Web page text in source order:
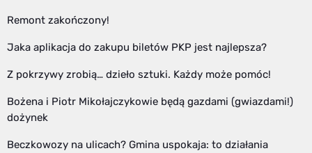
Remont zakończony!
Jaka aplikacja do zakupu biletów PKP jest najlepsza?
Z pokrzywy zrobią… dzieło sztuki. Każdy może pomóc!
Bożena i Piotr Mikołajczykowie będą gazdami (gwiazdami!)
dożynek
Beczkowozy na ulicach? Gmina uspokaja: to działania